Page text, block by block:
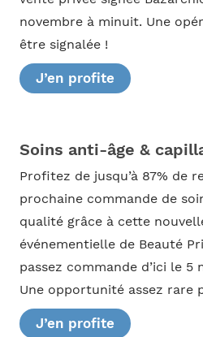
novembre à minuit. Une
être signalée !
J’en profite
Soins anti-âge &
Profitez de jusqu’à 87% de
prochaine commande de
qualité grâce à cette
événementielle de Beauté
passez commande d’ici le 5
Une opportunité assez rare
J’en profite